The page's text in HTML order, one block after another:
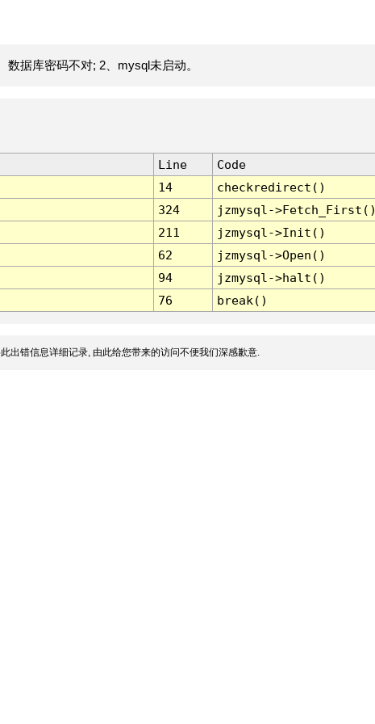
据库密码不对; 2、mysql未启动。
Line
Code
14
checkredirect()
324
jzmysql-
211
jzmysql->Init()
62
jzmysql->Open()
94
jzmysql->halt()
76 break()
出错信息详细记录, 由此给您带来的访问不便我们深感歉意.